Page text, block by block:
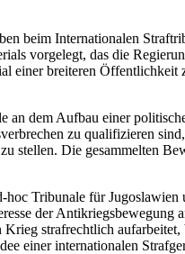
beim Internationalen
vorgelegt, das die
einer breiteren Öffentlichkeit
an dem Aufbau einer
zu qualifizieren
stellen. Die gesammelten
Tribunale für Jugoslawien
der Antikriegsbewegung
strafrechtlich aufarbeitet,
einer internationalen